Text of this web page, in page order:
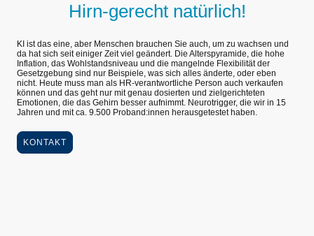
Hirn-gerecht natürlich!
KI ist das eine, aber Menschen brauchen Sie auch, um zu wachsen und
da hat sich seit einiger Zeit viel geändert. Die Alterspyramide, die hohe
Inflation, das Wohlstandsniveau und die mangelnde Flexibilität der
Gesetzgebung sind nur Beispiele, was sich alles änderte, oder eben
nicht. Heute muss man als HR-verantwortliche Person auch verkaufen
können und das geht nur mit genau dosierten und zielgerichteten
Emotionen, die das Gehirn besser aufnimmt. Neurotrigger, die wir in 15
Jahren und mit ca. 9.500 Proband:innen herausgetestet haben.
KONTAKT